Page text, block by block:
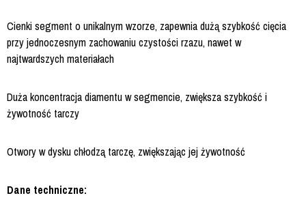
Cienki segment o unikalnym wzorze, zapewnia dużą szybkość cięcia
przy jednoczesnym zachowaniu czystości rzazu, nawet w
najtwardszych materiałach
Duża koncentracja diamentu w segmencie, zwiększa szybkość i
żywotność tarczy
Otwory w dysku chłodzą tarczę, zwiększając jej żywotność
Dane techniczne: